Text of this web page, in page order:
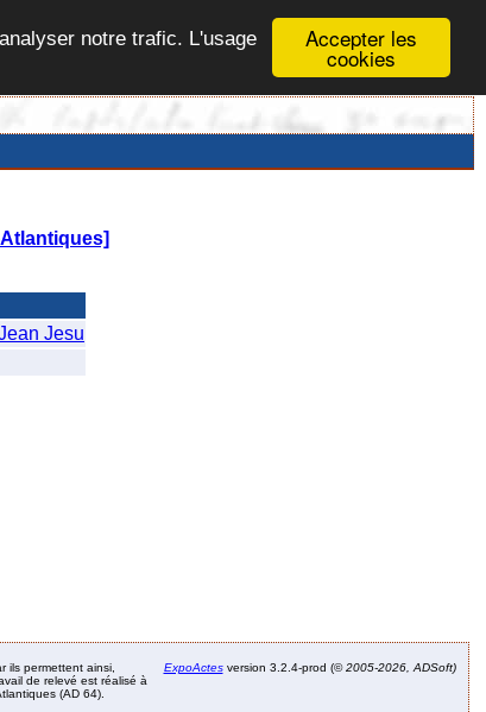
Accepter les
cookies
notre trafic. L'usage
Jesu
ils permettent ainsi,
de relevé est réalisé à
(AD 64).
ExpoActesversion 3.2.4-prod (©2005-2026, ADSoft)